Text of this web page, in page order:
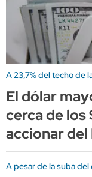
A 23,7% del techo de
El dólar
cerca de los
accionar del
A pesar de la suba del